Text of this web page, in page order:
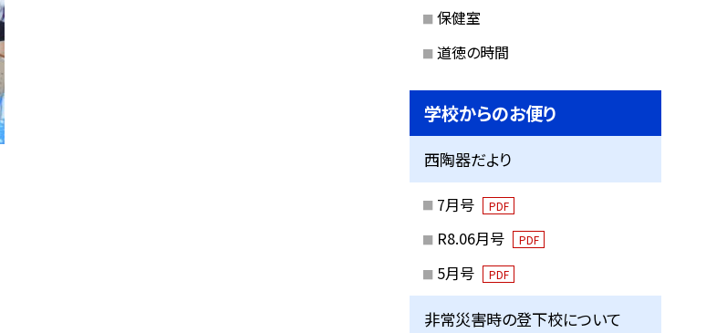
保健室
道徳の時間
学校からのお便り
西陶器だより
7月号 PDF
R8.06月号 PDF
5月号 PDF
非常災害時の登下校について